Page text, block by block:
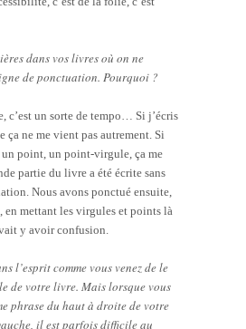
dans vos livres où on ne
de ponctuation. Pourquoi ?
c’est un sorte de tempo… Si j’écris
ça ne me vient pas autrement. Si
un point, un point-virgule, ça me
partie du livre a été écrite sans
Nous avons ponctué ensuite,
en mettant les virgules et points là
y avoir confusion.
l’esprit comme vous venez de le
de votre livre. Mais lorsque vous
phrase du haut à droite de votre
il est parfois difficile au